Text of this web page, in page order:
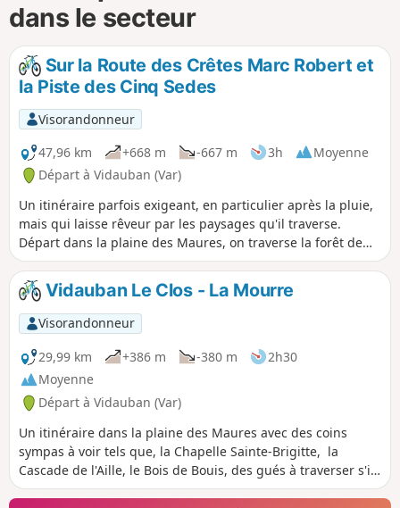
dans le secteur
Sur la Route des Crêtes Marc Robert et
la Piste des Cinq Sedes
Visorandonneur
47,96 km
+668 m -667 m 3h
Moyenne
Départ à Vidauban (Var)
Un itinéraire parfois exigeant, en particulier après la pluie,
mais qui laisse rêveur par les paysages qu'il traverse.
Départ dans la plaine des Maures, on traverse la forêt de
pins parasols, pins douglas, chênes verts et chênes liège.
La nature des revêtements est très changeante, sable,
cailloux, pierres, goudron et les alternances permettent la
récupération. Le ou les points d'orgue sont la Route des
Crêtes Marc Robert qui dévoile, dans la plaine, le Lac des
Escarcets, argenté au milieu de la verdure et la descente
des Cinq Sedes serpentant vers le village des Mayons avec
de nombreux points de vue. Un itinéraire que l'on ne peut
pas oublier !
Vidauban Le Clos - La Mourre
Visorandonneur
29,99 km
+386 m -380 m
2h30
Moyenne
Départ à Vidauban (Var)
Un itinéraire dans la plaine des Maures avec des coins
sympas à voir tels que, la Chapelle Sainte-Brigitte, la
Cascade de l'Aille, le Bois de Bouis, des gués à traverser s'il
a plu, des points de vue et une belle végétation. On utilise